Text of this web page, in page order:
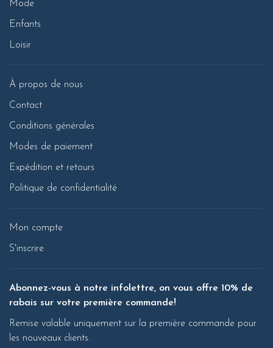
Mode
Enfants
Loisir
À propos de nous
Contact
Conditions générales
Modes de paiement
Expédition et retours
Politique de confidentialité
Mon compte
S'inscrire
Abonnez-vous à notre infolettre, on vous offre 10% de
rabais sur votre première commande!
Remise valable uniquement sur la première commande pour
les nouveaux clients.